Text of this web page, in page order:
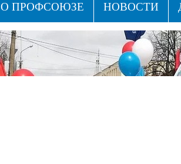
О ПРОФСОЮЗЕ НОВОСТИ
ПРОФСОЮЗНЫЕ ЗДРАВНИЦЫ